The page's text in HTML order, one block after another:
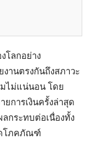
โลกอย่าง
งานตรงกันถึงสภาวะ
มไม่แน่นอน โดย
ยการเงินครั้งล่าสุด
กระทบต่อเนื่องทั้ง
โภคภัณฑ์